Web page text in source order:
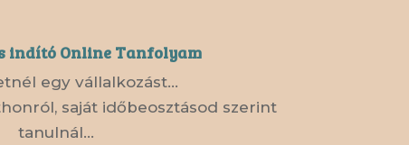
indító Online Tanfolyam
egy vállalkozást…
saját időbeosztásod szerint
tanulnál…